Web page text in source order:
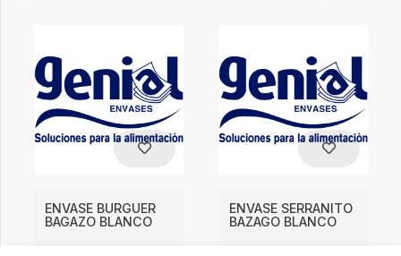
ENVASE BURGUER
BAGAZO BLANCO
ENVASE SERRANITO
BAZAGO BLANCO